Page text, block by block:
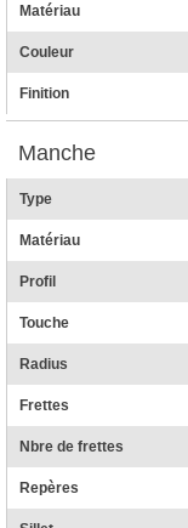
Matériau
Couleur
Finition
Manche
Type
Matériau
Profil
Touche
Radius
Frettes
Nbre de frettes
Repères